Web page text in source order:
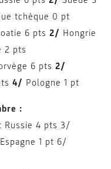
tchèque 0 pt
6 pts 2/ Hongrie
2 pts
6 pts 2/
4/ Pologne 1 pt
:
Russie 4 pts 3/
1 pt 6/